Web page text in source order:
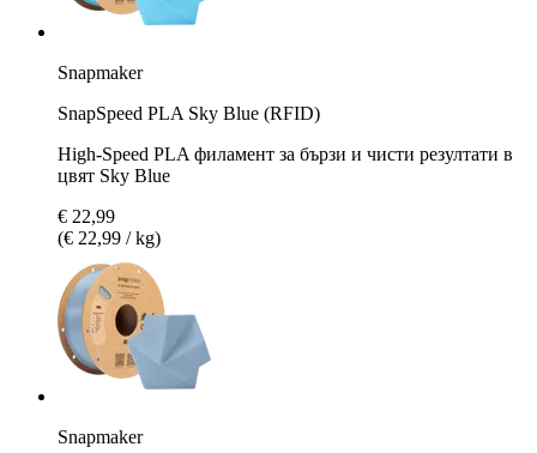
Snapmaker
SnapSpeed PLA Sky Blue (RFID)
High-Speed PLA филамент за бързи и чисти резултати в
цвят Sky Blue
€ 22,99
(€ 22,99 / kg)
Snapmaker